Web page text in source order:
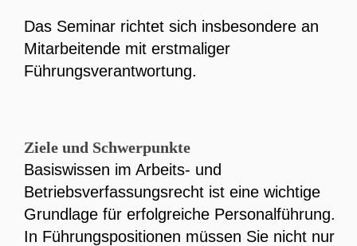
Das Seminar richtet sich insbesondere an
Mitarbeitende mit erstmaliger
Führungsverantwortung.
Ziele und Schwerpunkte
Basiswissen im Arbeits- und
Betriebsverfassungsrecht ist eine wichtige
Grundlage für erfolgreiche Personalführung.
In Führungspositionen müssen Sie nicht nur